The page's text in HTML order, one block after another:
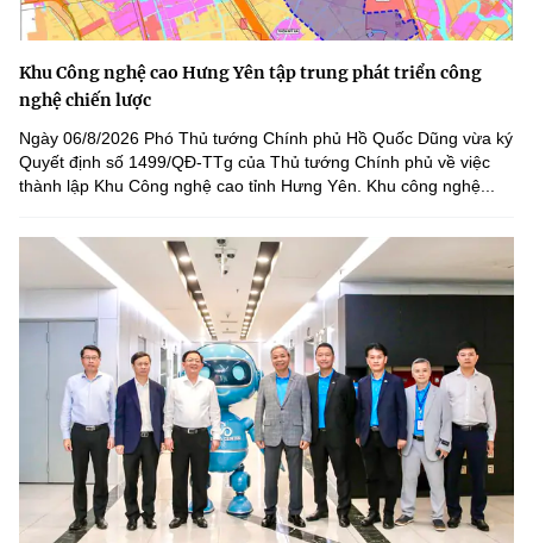
Khu Công nghệ cao Hưng Yên tập trung phát triển công
nghệ chiến lược
Ngày 06/8/2026 Phó Thủ tướng Chính phủ Hồ Quốc Dũng vừa ký
Quyết định số 1499/QĐ-TTg của Thủ tướng Chính phủ về việc
thành lập Khu Công nghệ cao tỉnh Hưng Yên. Khu công nghệ...